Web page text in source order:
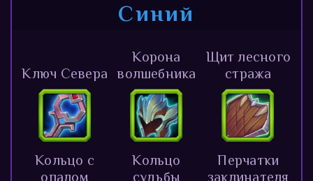
Синий
Ключ Севера
Корона
волшебника
Щит лесного
стража
Кольцо с
опалом
Кольцо
судьбы
Перчатки
заклинателя